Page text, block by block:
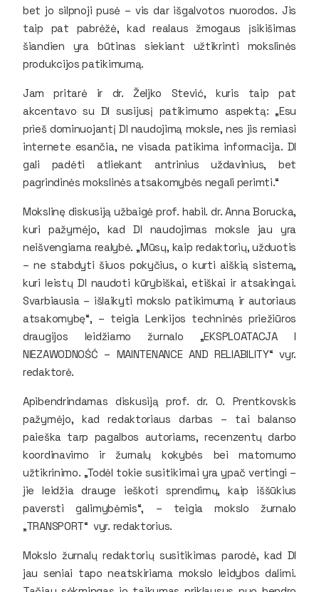
bet jo silpnoji pusė – vis dar išgalvotos nuorodos. Jis
taip pat pabrėžė, kad realaus žmogaus įsikišimas
šiandien yra būtinas siekiant užtikrinti mokslinės
produkcijos patikimumą.
Jam pritarė ir dr. Željko Stević, kuris taip pat
akcentavo su DI susijusį patikimumo aspektą: „Esu
prieš dominuojantį DI naudojimą moksle, nes jis remiasi
internete esančia, ne visada patikima informacija. DI
gali padėti atliekant antrinius uždavinius, bet
pagrindinės mokslinės atsakomybės negali perimti.“
Mokslinę diskusiją užbaigė prof. habil. dr. Anna Borucka,
kuri pažymėjo, kad DI naudojimas moksle jau yra
neišvengiama realybė. „Mūsų, kaip redaktorių, užduotis
– ne stabdyti šiuos pokyčius, o kurti aiškią sistemą,
kuri leistų DI naudoti kūrybiškai, etiškai ir atsakingai.
Svarbiausia – išlaikyti mokslo patikimumą ir autoriaus
atsakomybę“, – teigia Lenkijos techninės priežiūros
draugijos leidžiamo žurnalo „EKSPLOATACJA I
NIEZAWODNOŚĆ – MAINTENANCE AND RELIABILITY“ vyr.
redaktorė.
Apibendrindamas diskusiją prof. dr. O. Prentkovskis
pažymėjo, kad redaktoriaus darbas – tai balanso
paieška tarp pagalbos autoriams, recenzentų darbo
koordinavimo ir žurnalų kokybės bei matomumo
užtikrinimo. „Todėl tokie susitikimai yra ypač vertingi –
jie leidžia drauge ieškoti sprendimų, kaip iššūkius
paversti galimybėmis“, – teigia mokslo žurnalo
„TRANSPORT“ vyr. redaktorius.
Mokslo žurnalų redaktorių susitikimas parodė, kad DI
jau seniai tapo neatskiriama mokslo leidybos dalimi.